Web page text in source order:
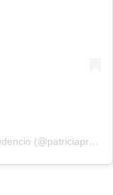
Una publicación compartida de Patricia Prudencio (@patriciaprudencio98)